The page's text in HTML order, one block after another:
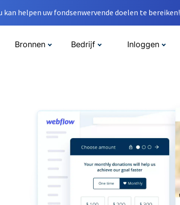
helpen uw fondsenwervende doelen te bereiken!
Bronnen Bedrijf Inloggen